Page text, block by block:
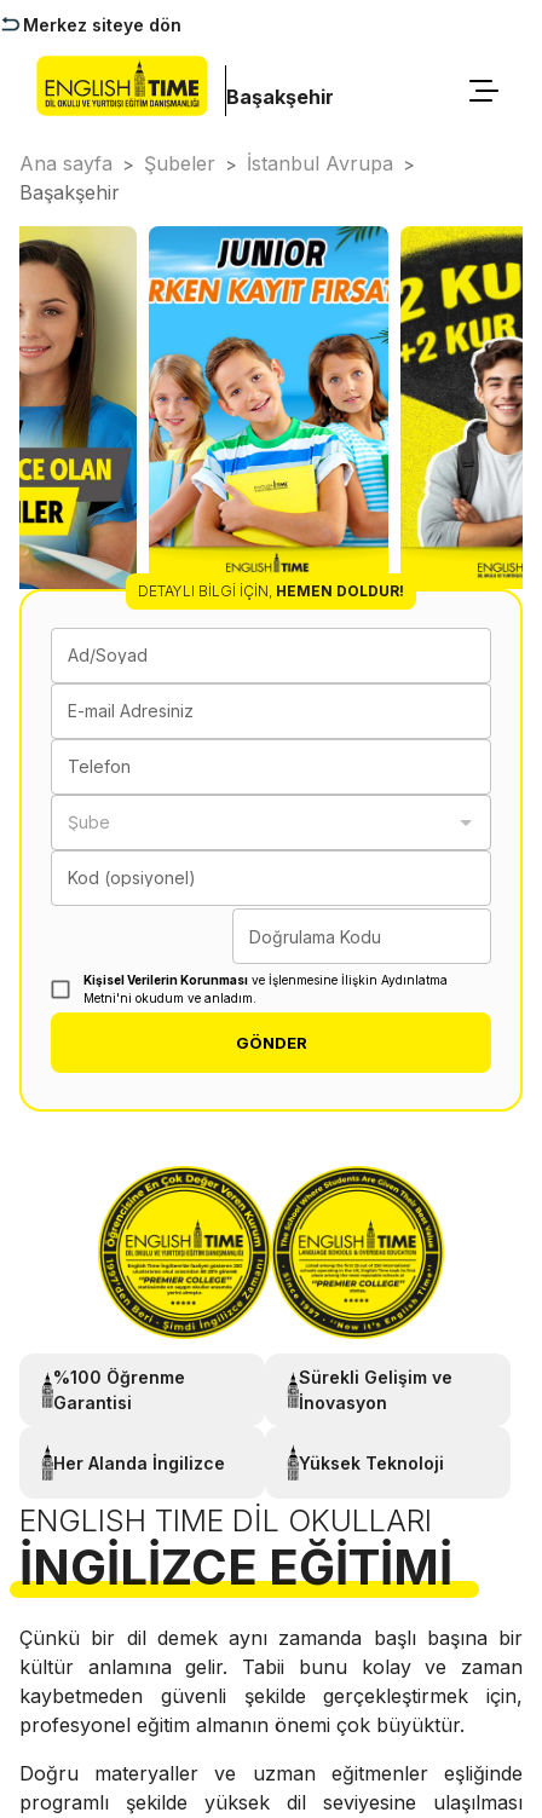
Merkez siteye dön
Başakşehir
Ana sayfa > Şubeler > İstanbul Avrupa >
Başakşehir
DETAYLI BILGI İÇIN, HEMEN DOLDUR!
Ad/Soyad
E-mail Adresiniz
Telefon
Şube
Kod (opsiyonel)
Doğrulama Kodu
Kişisel Verilerin Korunması ve İşlenmesine İlişkin Aydınlatma
Metni'ni okudum ve anladım.
GÖNDER
%100 Öğrenme
Garantisi
Sürekli Gelişim ve
İnovasyon
Her Alanda İngilizce Yüksek Teknoloji
ENGLISH TIME DIL OKULLARI
İNGILIZCE EĞITIMI
Çünkü bir dil demek aynı zamanda başlı başına bir
kültür anlamına gelir. Tabii bunu kolay ve zaman
kaybetmeden güvenli şekilde gerçekleştirmek için,
profesyonel eğitim almanın önemi çok büyüktür.
Doğru materyaller ve uzman eğitmenler eşliğinde
programlı şekilde yüksek dil seviyesine ulaşılması